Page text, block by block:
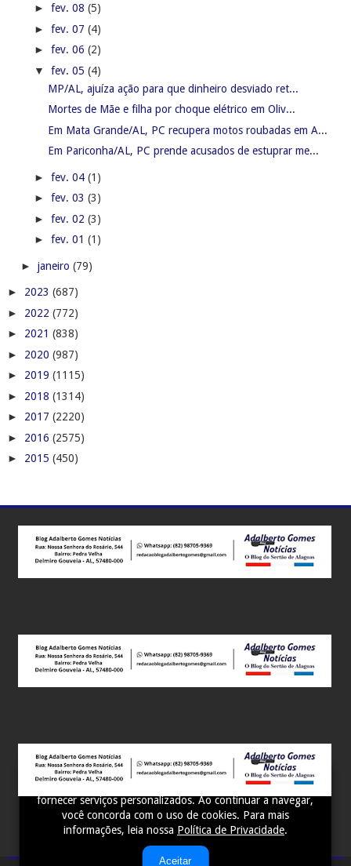
Este site utiliza cookies para melhorar sua experiência e
fornecer serviços personalizados. Ao continuar a navegar,
você concorda com o uso de cookies. Para mais
informações, leia nossa Política de Privacidade.
Aceitar
► fev. 08 (5)
► fev. 07 (4)
► fev. 06 (2)
▼ fev. 05 (4)
MP/AL, ajuíza ação para que dinheiro desviado ret...
Mortes de Mãe e filha por choque elétrico em Oliv...
Em Mata Grande/AL, PC recupera motos roubadas em A...
Em Pariconha/AL, PC prende acusados de estuprar me...
► fev. 04 (1)
► fev. 03 (3)
► fev. 02 (3)
► fev. 01 (1)
► janeiro (79)
► 2023 (687)
► 2022 (772)
► 2021 (838)
► 2020 (987)
► 2019 (1115)
► 2018 (1314)
► 2017 (2220)
► 2016 (2575)
► 2015 (450)